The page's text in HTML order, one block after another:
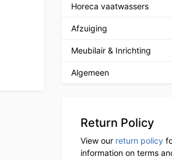
Horeca vaatwassers
Afzuiging
Meubilair & Inrichting
Algemeen
Return Policy
View our return policy
information on terms